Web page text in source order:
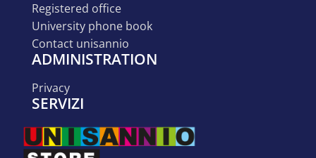
registered office
university phone book
contact unisannio
ADMINISTRATION
privacy
SERVIZI